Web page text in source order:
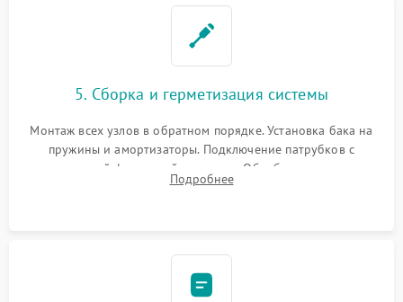
5. Сборка и герметизация системы
Монтаж всех узлов в обратном порядке. Установка бака на
пружины и амортизаторы. Подключение патрубков с
надежной фиксацией хомутами. Обработка стыков
герметиком для предотвращения возможных протечек воды.
Подробнее